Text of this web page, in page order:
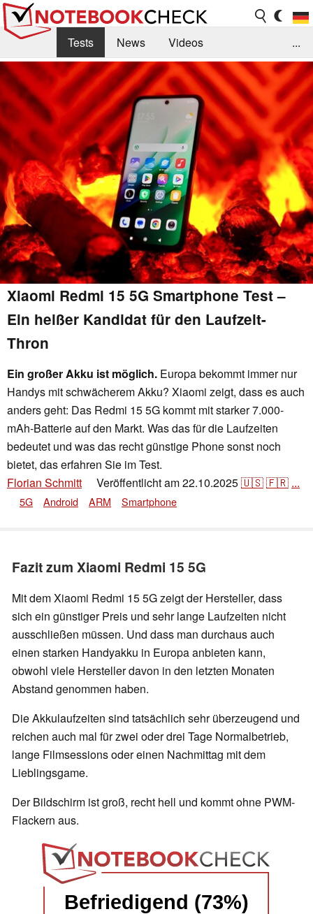
Tests News
Videos
Benchmarks & Tech
Externe Tests
Kaufberatung
Deals Suche
Jobs
Forum
...
Xiaomi Redmi 15 5G Smartphone Test –
Ein heißer Kandidat für den Laufzeit-
Thron
Ein großer Akku ist möglich. Europa bekommt immer nur
Handys mit schwächerem Akku? Xiaomi zeigt, dass es auch
anders geht: Das Redmi 15 5G kommt mit starker 7.000-
mAh-Batterie auf den Markt. Was das für die Laufzeiten
bedeutet und was das recht günstige Phone sonst noch
bietet, das erfahren Sie im Test.
Florian Schmitt
Veröffentlicht am22.10.2025🇺🇸🇫🇷 ...
5G Android ARM Smartphone
Fazit zum Xiaomi Redmi 15 5G
Mit dem Xiaomi Redmi 15 5G zeigt der Hersteller, dass
sich ein günstiger Preis und sehr lange Laufzeiten nicht
ausschließen müssen. Und dass man durchaus auch
einen starken Handyakku in Europa anbieten kann,
obwohl viele Hersteller davon in den letzten Monaten
Abstand genommen haben.
Die Akkulaufzeiten sind tatsächlich sehr überzeugend und
reichen auch mal für zwei oder drei Tage Normalbetrieb,
lange Filmsessions oder einen Nachmittag mit dem
Lieblingsgame.
Der Bildschirm ist groß, recht hell und kommt ohne PWM-
Flackern aus.
Befriedigend (73%)